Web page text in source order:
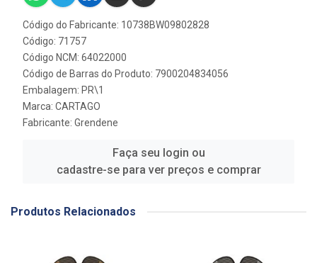
Código do Fabricante: 10738BW09802828
Código: 71757
Código NCM: 64022000
Código de Barras do Produto: 7900204834056
Embalagem: PR\1
Marca: CARTAGO
Fabricante: Grendene
Faça seu login ou
cadastre-se para ver preços e comprar
Produtos Relacionados